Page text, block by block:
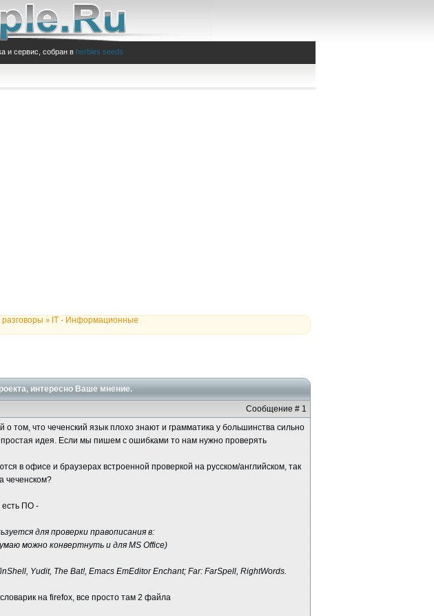
и сервис, собран в herbies seeds
» IT - Информационные
интересно Ваше мнение.
Сообщение # 1
о том, что чеченский язык плохо знают и грамматика у большинства сильно
простая идея. Если мы пишем с ошибками то нам нужно проверять
в офисе и браузерах встроенной проверкой на русском/английском, так
чеченском?
есть ПО -
для проверки правописания в:
можно конвертнуть и для MS Office)
Yudit, The Bat!, Emacs EmEditor Enchant; Far: FarSpell, RightWords.
на firefox, все просто там 2 файла